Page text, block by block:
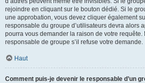
rejoindre en cliquant sur le bouton dédié. Si le
une approbation, vous devez cliquer également
responsable du groupe d’utilisateurs devra alors
pourra vous demander la raison de votre requête.
responsable de groupe s’il refuse votre demande.
Haut
Comment puis-je devenir le responsable d’un